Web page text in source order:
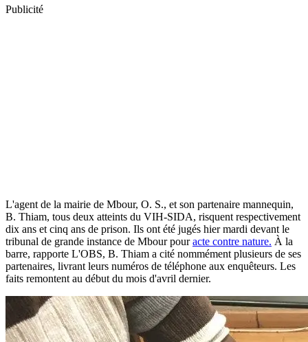
Publicité
L'agent de la mairie de Mbour, O. S., et son partenaire mannequin,
B. Thiam, tous deux atteints du VIH-SIDA, risquent respectivement
dix ans et cinq ans de prison. Ils ont été jugés hier mardi devant le
tribunal de grande instance de Mbour pouracte contre nature. À la
barre, rapporte L'OBS, B. Thiam a cité nommément plusieurs de ses
partenaires, livrant leurs numéros de téléphone aux enquêteurs. Les
faits remontent au début du mois d'avril dernier.